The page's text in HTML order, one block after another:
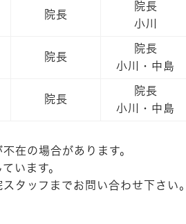
院長
院長
小川
院長
院長
小川・中島
院長
院長
小川・中島
在の場合があります。
います。
タッフまでお問い合わせ下さい。